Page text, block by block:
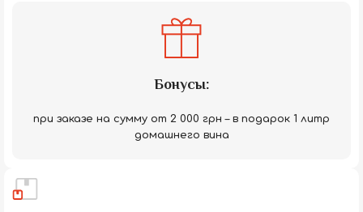
Бонусы:
при заказе на сумму от 2 000 грн – в подарок 1 литр
домашнего вина